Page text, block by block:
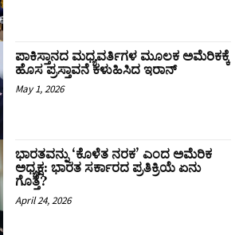
ಪಾಕಿಸ್ತಾನದ ಮಧ್ಯವರ್ತಿಗಳ ಮೂಲಕ ಅಮೆರಿಕಕ್ಕೆ
ಹೊಸ ಪ್ರಸ್ತಾವನೆ ಕಳುಹಿಸಿದ ಇರಾನ್
May 1, 2026
ಭಾರತವನ್ನು ‘ಕೊಳೆತ ನರಕ’ ಎಂದ ಅಮೆರಿಕ
ಅಧ್ಯಕ್ಷ: ಭಾರತ ಸರ್ಕಾರದ ಪ್ರತಿಕ್ರಿಯೆ ಏನು
ಗೊತ್ತೆ?
April 24, 2026